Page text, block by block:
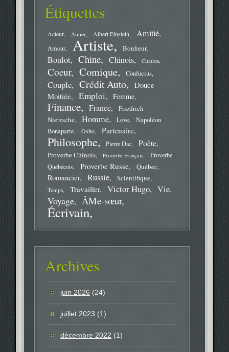
Étiquettes
Acteur Aimer Albert Einstein Amitié
Amour Artiste Bonheur
Boulot Chine Chinois Citation
Coeur Comique Confucius
Couple Crédit Auto
Douce
Moitiée
Emploi Femme
Finance France
Friedrich
Nietzsche
Homme Love
Napoléon
Bonaparte
Osho Partenaire
Philosophe Pierre Dac Poète
Proverbe Chinois Proverbe Français
Proverbe
Québécois
Proverbe Russe Québec
Romancier Russie Scientifique
Temps Travailler Victor Hugo Vie
Voyage ÂMe-sœur
Écrivain
Archives
juin 2026 (24)
juillet 2023 (1)
décembre 2022 (1)